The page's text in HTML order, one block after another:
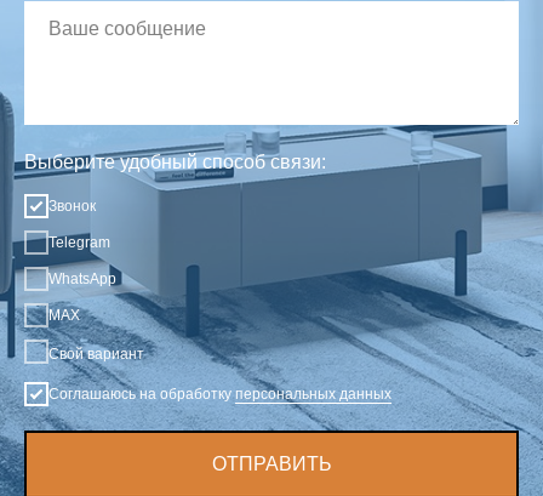
Выберите удобный способ связи:
Звонок
Telegram
WhatsApp
MAX
Свой вариант
Соглашаюсь на обработкуперсональных данных
ОТПРАВИТЬ